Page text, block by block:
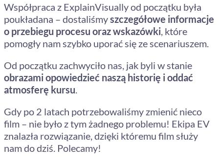
Współpraca z ExplainVisually od początku była
poukładana – dostaliśmyszczegółowe informacje
o przebiegu procesu oraz wskazówki , które
pomogły nam szybko uporać się ze scenariuszem.
Od początku zachwyciło nas, jak byli w stanie
obrazami opowiedzieć naszą historię i oddać
atmosferę kursu
Gdy po 2 latach potrzebowaliśmy zmienić nieco
film – nie było z tym żadnego problemu! Ekipa EV
znalazła rozwiązanie, dzięki któremu film służy
nam do dziś. Polecamy!